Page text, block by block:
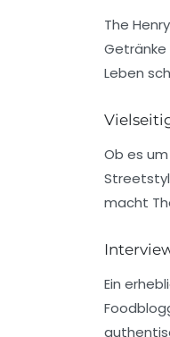
The
Leben
Ob es
macht
Ein